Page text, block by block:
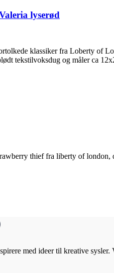
lyserød
klassiker fra Loberty of
tekstilvoksdug og måler ca
thief fra liberty of
med ideer til kreative